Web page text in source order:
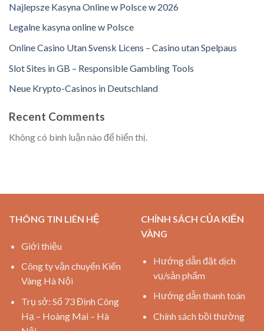
Najlepsze Kasyna Online w Polsce w 2026
Legalne kasyna online w Polsce
Online Casino Utan Svensk Licens – Casino utan Spelpaus
Slot Sites in GB – Responsible Gambling Tools
Neue Krypto-Casinos in Deutschland
Recent Comments
Không có bình luận nào để hiển thị.
THÔNG TIN LIÊN HỆ
Giới thiệu
Công ty vận chuyển Kiến
Vàng Hà Nội
Trụ sở: Số 73 Định Công
Hạ – Hoàng Mai – Hà
CHÍNH SÁCH CỦA KIẾN
VÀNG
Hướng dẫn đặt dịch
vụ/sản phẩm
Hướng dẫn thanh toán
Chính sách bồi thường